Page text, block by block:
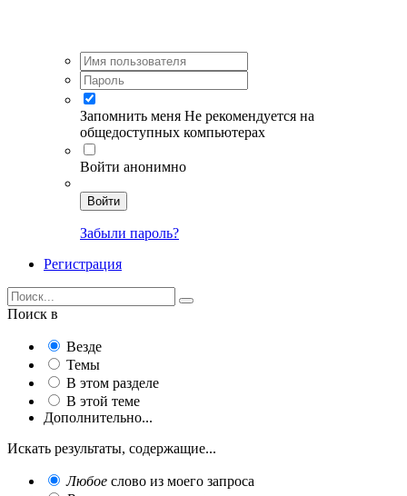
Запомнить меня Не рекомендуется на
общедоступных компьютерах
Войти анонимно
Войти
Забыли пароль?
Регистрация
Поиск в
Везде
Темы
В этом разделе
В этой теме
Дополнительно...
Искать результаты, содержащие...
Любое слово из моего запроса